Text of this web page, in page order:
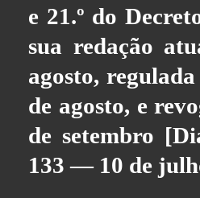
e 21.º do
sua redação
agosto,
de agosto, e
de setembro
133 — 10 de